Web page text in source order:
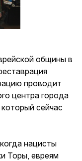
общины в
проводит
центра города
сейчас
нацисты
Торы, евреям